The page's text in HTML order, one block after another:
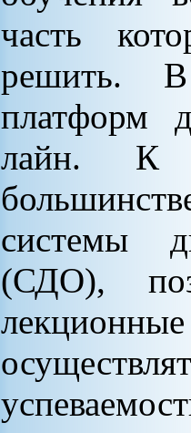
часть
решить. В
платформ
лайн. К
системы
(СДО),